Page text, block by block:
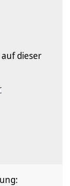
dieser